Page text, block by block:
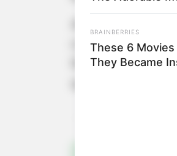
Alinhada à
rodovia com o
Rodoviário. A
qualidade do
BRAINBERRIES
These 6
They Became